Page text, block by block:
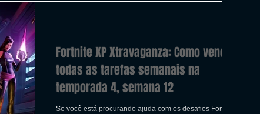
Fortnite XP Xtravaganza: Como vencer
todas as tarefas semanais na
temporada 4, semana 12
Se você está procurando ajuda com os desafios Fortnite